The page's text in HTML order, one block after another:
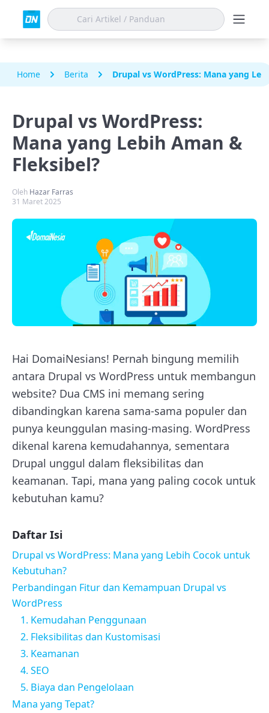
Home Berita Drupal vs WordPress: Mana yang
Drupal vs WordPress:
Mana yang Lebih Aman &
Fleksibel?
Oleh Hazar Farras
31 Maret 2025
Hai DomaiNesians! Pernah bingung memilih
antara Drupal vs WordPress untuk membangun
website? Dua CMS ini memang sering
dibandingkan karena sama-sama populer dan
punya keunggulan masing-masing. WordPress
dikenal karena kemudahannya, sementara
Drupal unggul dalam fleksibilitas dan
keamanan. Tapi, mana yang paling cocok untuk
kebutuhan kamu?
Daftar Isi
Drupal vs WordPress: Mana yang Lebih Cocok untuk
Kebutuhan?
Perbandingan Fitur dan Kemampuan Drupal vs
WordPress
1. Kemudahan Penggunaan
2. Fleksibilitas dan Kustomisasi
3. Keamanan
4. SEO
5. Biaya dan Pengelolaan
Mana yang Tepat?